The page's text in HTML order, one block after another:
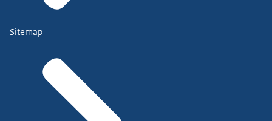
Sitemap